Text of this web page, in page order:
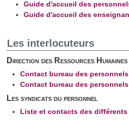
Guide d'accueil des
Guide d'accueil des
Les interlocuteurs
Direction des Ressources
Contact bureau des
Contact bureau des personnels
Les syndicats du personnel
Liste et contacts des